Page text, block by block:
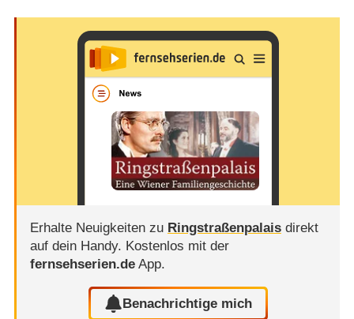
Erhalte Neuigkeiten zu Ringstraßenpalaisdirekt
auf dein Handy. Kostenlos mit der
fernsehserien.deApp.
Benachrichtige mich